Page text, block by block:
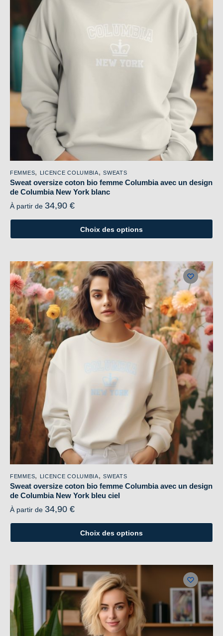
options
peuvent
page
du
produit
FEMMES, LICENCE COLUMBIA,SWEATS
Sweat oversize coton bio femme Columbia avec un design
de Columbia New York blanc
À partir de 34,90 €
Choix des options
a
plusieurs
variations.
Les
options
peuvent
être
choisies
sur
la
page
produit
FEMMES, LICENCE COLUMBIA,SWEATS
Sweat oversize coton bio femme Columbia avec un design
de Columbia New York bleu ciel
À partir de 34,90 €
Choix des options
plusieurs
variations.
Les
options
peuvent